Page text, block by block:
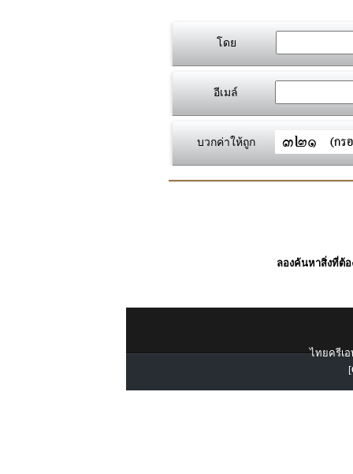
โดย
อีเมล์
บวกค่าให้ถูก
ลองค้นหาสิ่งที่ต้อ
ไทยครีเอ
[